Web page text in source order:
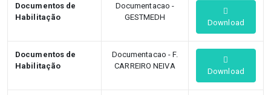
Documentos de
Habilitação
Documentacao -
GESTMEDH
Download
Documentos de
Habilitação
Documentacao - F.
CARREIRO NEIVA
Download